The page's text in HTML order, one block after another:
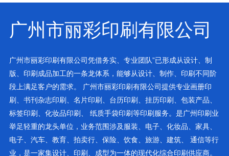
广州市丽彩印刷有限公司
广州市丽彩印刷有限公司凭借务实、专业团队”已形成从设计、制
版、印刷成品加工的一条龙体系，能够从设计、制作、印刷不同阶
段上满足客户的需求。 广州市丽彩印刷有限公司提供专业画册印
刷、书刊杂志印刷、名片印刷、台历印刷、挂历印刷、包装产品、
标签印刷、化妆品印刷、 纸质手袋印刷等印刷服务。是广州印刷业
举足轻重的龙头单位，业务范围涉及服装、电子、化妆品、家具、
电子、汽车、教育、拍卖行、保险、饮食、旅游、建筑、 通信等行
业，是一家集设计、印刷、成型为一体的现代化综合印刷供应商。